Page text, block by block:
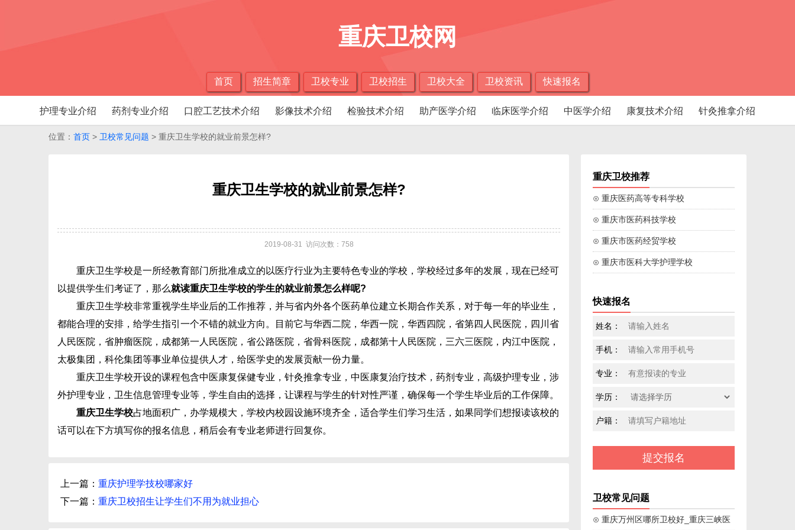
重庆卫校网
首页 招生简章 卫校专业 卫校招生 卫校大全 卫校资讯 快速报名
护理专业介绍 药剂专业介绍 口腔工艺技术介绍 影像技术介绍 检验技术介绍 助产医学介绍 临床医学介绍 中医学介绍 康复技术介绍 针灸推拿介绍
位置： 首页 > 卫校常见问题 > 重庆卫生学校的就业前景怎样?
重庆卫生学校的就业前景怎样?
2019-08-31 访问次数：758
重庆卫生学校是一所经教育部门所批准成立的以医疗行业为主要特色专业的学校，学校经过多年的发展，现在已经可
以提供学生们考证了，那么就读重庆卫生学校的学生的就业前景怎么样呢?
重庆卫生学校非常重视学生毕业后的工作推荐，并与省内外各个医药单位建立长期合作关系，对于每一年的毕业生，
都能合理的安排，给学生指引一个不错的就业方向。目前它与华西二院，华西一院，华西四院，省第四人民医院，四川省
人民医院，省肿瘤医院，成都第一人民医院，省公路医院，省骨科医院，成都第十人民医院，三六三医院，内江中医院，
太极集团，科伦集团等事业单位提供人才，给医学史的发展贡献一份力量。
重庆卫生学校开设的课程包含中医康复保健专业，针灸推拿专业，中医康复治疗技术，药剂专业，高级护理专业，涉
外护理专业，卫生信息管理专业等，学生自由的选择，让课程与学生的针对性严谨，确保每一个学生毕业后的工作保障。
重庆卫生学校占地面积广，办学规模大，学校内校园设施环境齐全，适合学生们学习生活，如果同学们想报读该校的
话可以在下方填写你的报名信息，稍后会有专业老师进行回复你。
上一篇： 重庆护理学技校哪家好
下一篇： 重庆卫校招生让学生们不用为就业担心
重庆卫校推荐
⊙ 重庆医药高等专科学校
⊙ 重庆市医药科技学校
⊙ 重庆市医药经贸学校
⊙ 重庆市医科大学护理学校
快速报名
姓名：
手机：
专业：
学历：
户籍：
卫校常见问题
⊙ 重庆万州区哪所卫校好_重庆三峡医